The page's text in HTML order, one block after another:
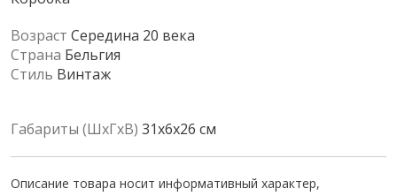
Возраст Середина 20 века
Страна Бельгия
Стиль Винтаж
Габариты (ШхГхВ) 31x6x26 см
Описание товара носит информативный характер,